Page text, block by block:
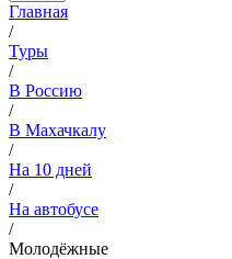
Главная
/
Туры
/
В Россию
/
В Махачкалу
/
На 10 дней
/
На автобусе
/
Молодёжные